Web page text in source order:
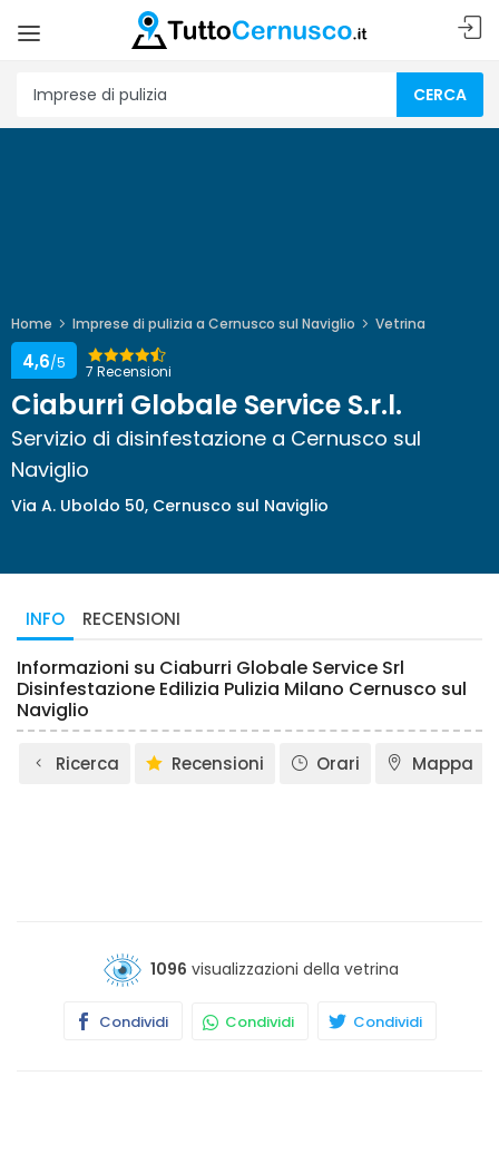
CERCA
Home Imprese di pulizia a Cernusco sul Naviglio Vetrina
7 Recensioni
4,6/5
Ciaburri Globale Service S.r.l.
Servizio di disinfestazione a Cernusco sul
Naviglio
Via A. Uboldo 50, Cernusco sul Naviglio
INFO RECENSIONI
Informazioni su Ciaburri Globale Service Srl
Disinfestazione Edilizia Pulizia Milano Cernusco sul
Naviglio
Ricerca Recensioni Orari Mappa
1096 visualizzazioni della vetrina
Condividi Condividi Condividi